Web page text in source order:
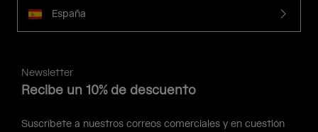
España
Newsletter
Recibe un 10% de descuento
Suscríbete a nuestros correos comerciales y en cuestión